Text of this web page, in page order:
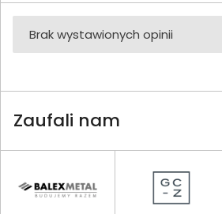
Brak wystawionych opinii
Zaufali nam